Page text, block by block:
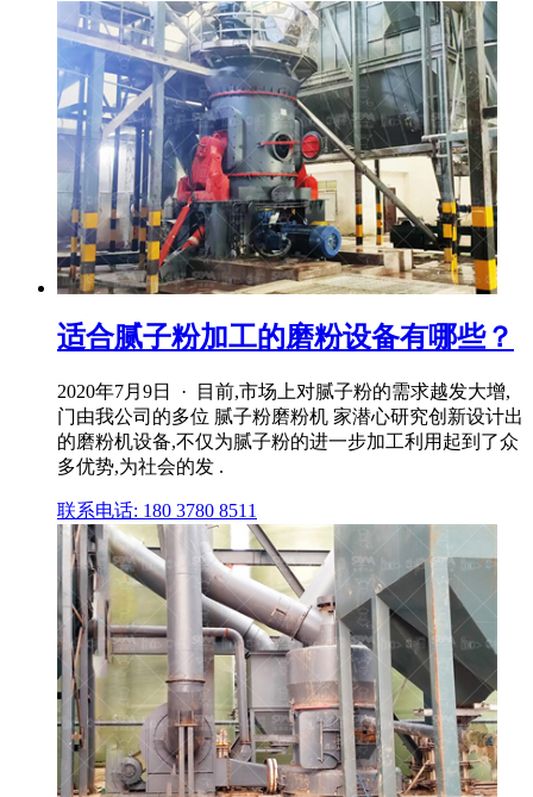
适合腻子粉加工的磨粉设备有哪些？
2020年7月9日 · 目前,市场上对腻子粉的需求越发大增,
门由我公司的多位 腻子粉磨粉机 家潜心研究创新设计出
的磨粉机设备,不仅为腻子粉的进一步加工利用起到了众
多优势,为社会的发 .
联系电话: 180 3780 8511